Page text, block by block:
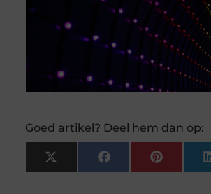
Goed artikel? Deel hem dan op:
X
(Twitter)
FacebookPinterest